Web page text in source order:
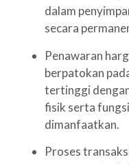
dalam
secara
Penawaran
berpatokan
tertinggi
fisik serta
dimanfaatkan.
Proses